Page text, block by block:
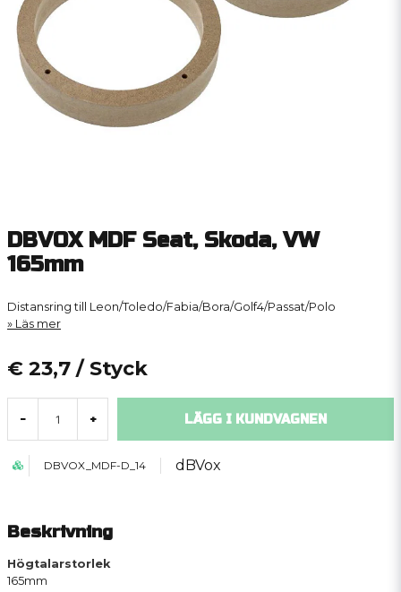
DBVOX MDF Seat, Skoda, VW
165mm
Distansring till Leon/Toledo/Fabia/Bora/Golf4/Passat/Polo
Läs mer
€ 23,7 / Styck
- + LÄGG I KUNDVAGNEN
DBVOX_MDF-D_14 dBVox
Beskrivning
Högtalarstorlek
165mm